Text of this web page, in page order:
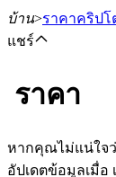
บ้าน>ราคาคริปโ
แชร์
ราคา
หากคุณไม่แน่ใจ
อัปเดตข้อมูลเมื่อ